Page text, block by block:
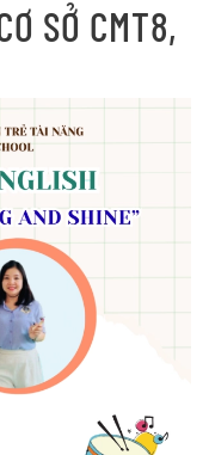
SỞ CMT8,